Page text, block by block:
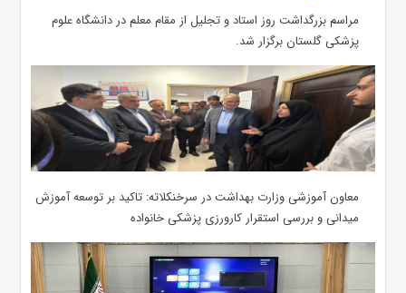
مراسم بزرگداشت روز استاد و تجلیل از مقام معلم در دانشگاه علوم
پزشکی گلستان برگزار شد.‌
معاون آموزشی وزارت بهداشت در سرخنکلاته: تاکید بر توسعه آموزش
میدانی و بررسی استقرار کارورزی پزشکی ‌خانواده